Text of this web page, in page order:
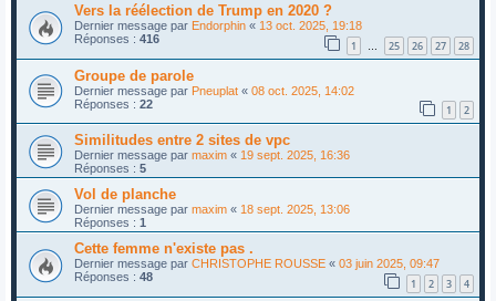
Vers la réélection de Trump en 2020 ?
Dernier message par Endorphin « 13 oct. 2025, 19:18
Réponses : 416 1 25 26 27 28
Groupe de parole
Dernier message par Pneuplat « 08 oct. 2025, 14:02
Réponses : 22 1 2
Similitudes entre 2 sites de vpc
Dernier message par maxim « 19 sept. 2025, 16:36
Réponses : 5
Vol de planche
Dernier message par maxim « 18 sept. 2025, 13:06
Réponses : 1
Cette femme n'existe pas .
Dernier message par CHRISTOPHE ROUSSE « 03 juin 2025, 09:47
Réponses : 48 1 2 3 4